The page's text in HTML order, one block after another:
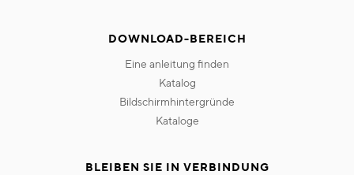
DOWNLOAD-BEREICH
eine anleitung finden
katalog
bildschirmhintergründe
kataloge
BLEIBEN SIE IN VERBINDUNG